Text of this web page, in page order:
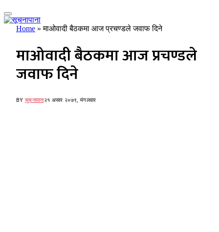
Home »माओवादी बैठकमा आज प्रचण्डले जवाफ दिने
माओवादी बैठकमा आज प्रचण्डले
जवाफ दिने
BY सूचनापाना२१ असार २०७९, मंगलवार